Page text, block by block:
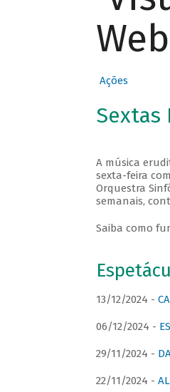
Web
Ações
Sextas
A música
sexta-feira
Orquestra
semanais,
Saiba como
13/12/2024 -
06/12/2024 -
29/11/2024 -
22/11/2024 -